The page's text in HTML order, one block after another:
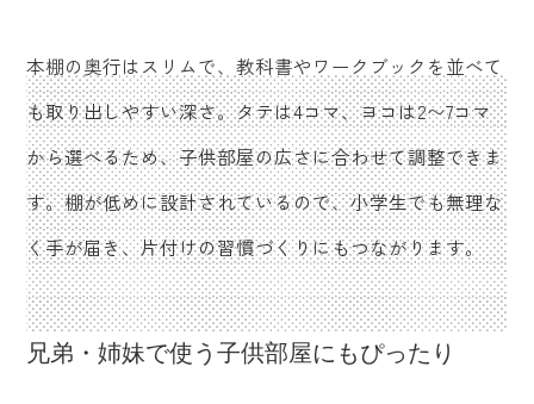
本棚の奥行はスリムで、教科書やワークブックを並べて
も取り出しやすい深さ。タテは4コマ、ヨコは2〜7コマ
から選べるため、子供部屋の広さに合わせて調整できま
す。棚が低めに設計されているので、小学生でも無理な
く手が届き、片付けの習慣づくりにもつながります。
兄弟・姉妹で使う子供部屋にもぴったり